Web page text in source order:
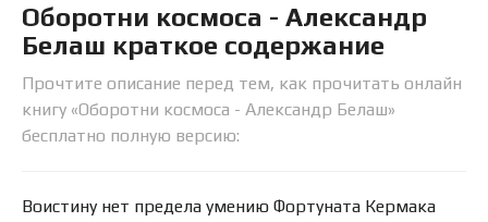
Оборотни космоса - Александр
Белаш краткое содержание
Прочтите описание перед тем, как прочитать онлайн
книгу «Оборотни космоса - Александр Белаш»
бесплатно полную версию:
Воистину нет предела умению Фортуната Кермака